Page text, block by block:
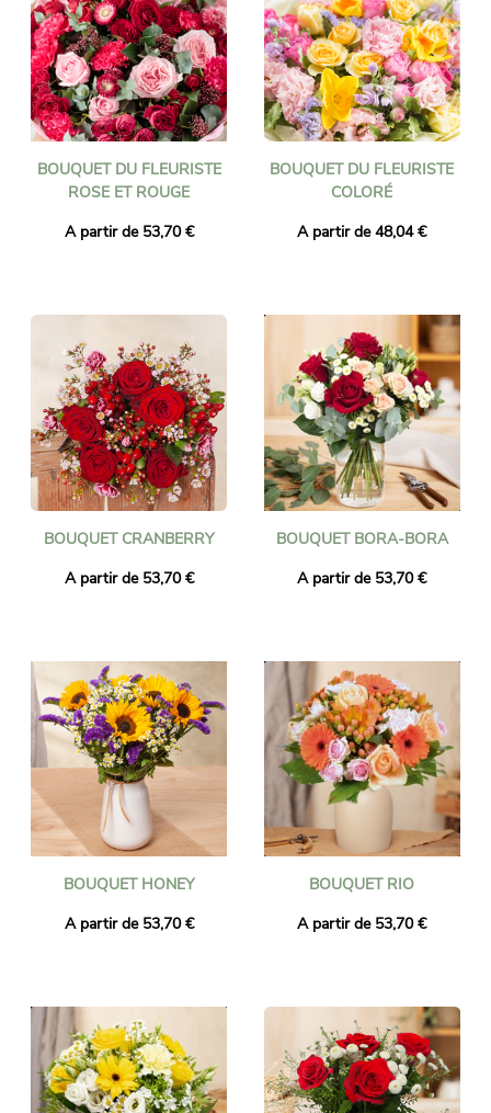
BOUQUET DU FLEURISTE
ROSE ET ROUGE
A partir de 53,70 €
BOUQUET DU FLEURISTE
COLORÉ
A partir de 48,04 €
BOUQUET CRANBERRY
A partir de 53,70 €
BOUQUET BORA-BORA
A partir de 53,70 €
BOUQUET HONEY
A partir de 53,70 €
BOUQUET RIO
A partir de 53,70 €